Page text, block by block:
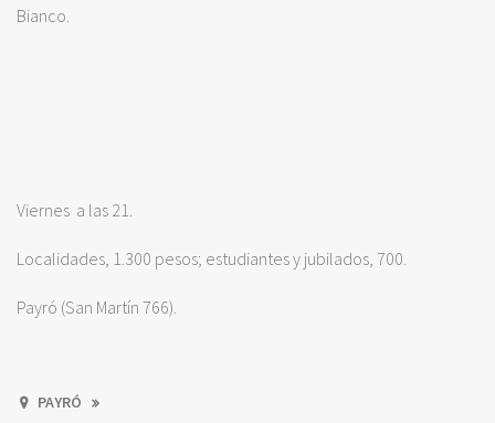
Bianco.
Viernes a las 21.
Localidades, 1.300 pesos; estudiantes y jubilados, 700.
Payró (San Martín 766).
PAYRÓ